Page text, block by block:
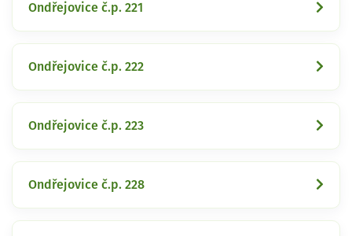
Ondřejovice č.p. 221
Ondřejovice č.p. 222
Ondřejovice č.p. 223
Ondřejovice č.p. 228